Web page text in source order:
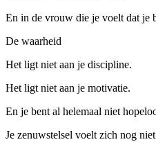
En in de vrouw die je voelt dat je
De waarheid
Het ligt niet aan je discipline.
Het ligt niet aan je motivatie.
En je bent al helemaal niet
Je zenuwstelsel voelt zich nog